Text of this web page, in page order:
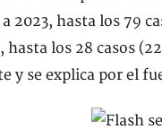
2023, hasta los 79
hasta los 28 casos
y se explica por el